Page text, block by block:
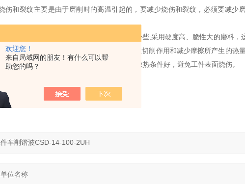
欢迎您！
来自局域网的朋友！有什么可以帮
助您的吗？
和裂纹主要是由于磨削时的高温引起的，要减少烧伤和裂纹，必须要减少
的前提下，粒度应粗一些或将砂轮修整粗一些;采用硬度高、脆性大的磨料，
或变钝后因易破碎而形成新刃，而保持磨粒切削作用和减少摩擦所产生的热
气孔砂轮，
使砂轮自锐性好，切削性能强，散热条件好，避免工件表面烧伤。
硬度很低